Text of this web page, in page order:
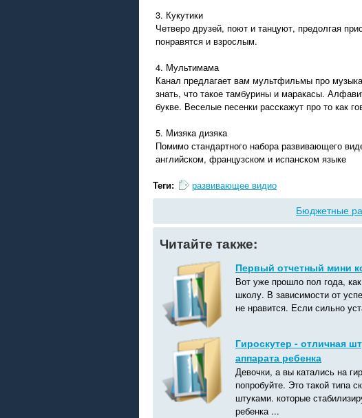
3. Кукутики
Четверо друзей, поют и танцуют, предолгая
понравятся и взрослым.
4. Мультимама
Канал предлагает вам мультфильмы про
знать, что такое тамбурины и маракасы.
букве. Веселые песенки расскажут про то как
5. Мизяка дизяка
Помимо стандартного набора развивающего
английском, французском и испанском языке
Теги:
развивающее видио
Бюджетные
Читайте также:
Первый отчетный мини
Вот уже прошло пол года,
школу. В зависимости от
не нравится. Если сильно
Гироскутер - отличная
аппарата ребенка
Девочки, а вы катались на
попробуйте. Это такой типа
штуками. которые
ребенка ...